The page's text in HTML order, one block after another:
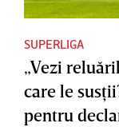
SUPERLIGA
„Vezi
care le
pentru